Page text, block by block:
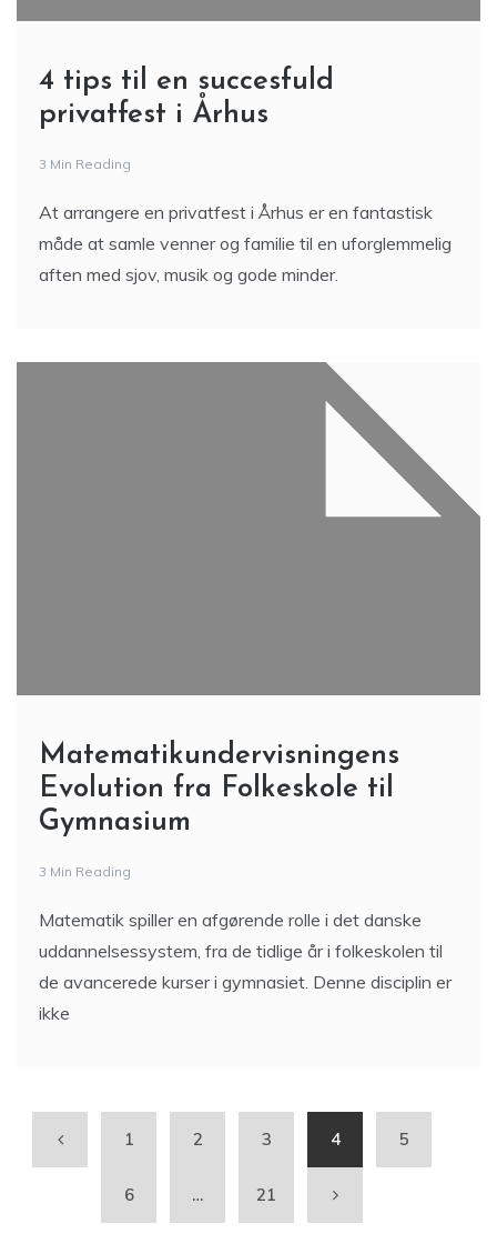
4 tips til en succesfuld
privatfest i Århus
3 Min Reading
At arrangere en privatfest i Århus er en fantastisk
måde at samle venner og familie til en uforglemmelig
aften med sjov, musik og gode minder.
Matematikundervisningens
Evolution fra Folkeskole til
Gymnasium
3 Min Reading
Matematik spiller en afgørende rolle i det danske
uddannelsessystem, fra de tidlige år i folkeskolen til
de avancerede kurser i gymnasiet. Denne disciplin er
ikke
1 2 3 4 5
6 … 21